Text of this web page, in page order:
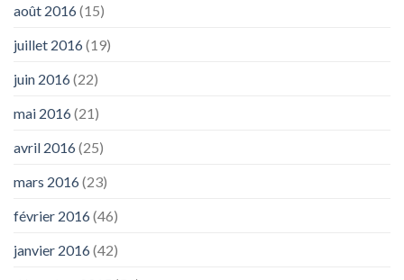
août 2016(15)
juillet 2016(19)
juin 2016(22)
mai 2016(21)
avril 2016(25)
mars 2016(23)
février 2016(46)
janvier 2016(42)